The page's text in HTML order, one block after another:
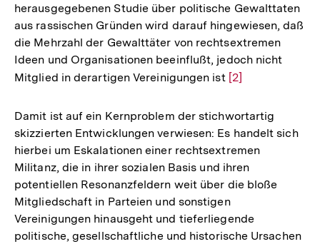
herausgegebenen Studie über politische Gewalttaten
aus rassischen Gründen wird darauf hingewiesen, daß
die Mehrzahl der Gewalttäter von rechtsextremen
Ideen und Organisationen beeinflußt, jedoch nicht
Mitglied in derartigen Vereinigungen ist Zur
der
Fußnote
[2]
Damit ist auf ein Kernproblem der stichwortartig
skizzierten Entwicklungen verwiesen: Es handelt sich
hierbei um Eskalationen einer rechtsextremen
Militanz, die in ihrer sozialen Basis und ihren
potentiellen Resonanzfeldern weit über die bloße
Mitgliedschaft in Parteien und sonstigen
Vereinigungen hinausgeht und tieferliegende
politische, gesellschaftliche und historische Ursachen